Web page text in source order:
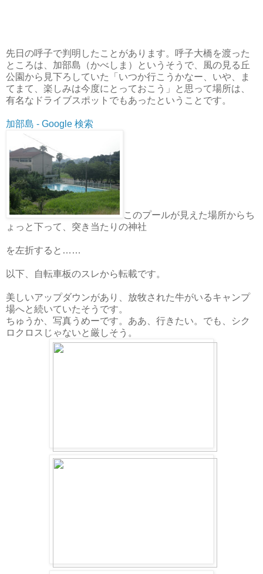
先日の呼子で判明したことがあります。呼子大橋を渡った
ところは、加部島（かべしま）というそうで、風の見る丘
公園から見下ろしていた「いつか行こうかなー、いや、ま
てまて、楽しみは今度にとっておこう」と思って場所は、
有名なドライブスポットでもあったということです。
加部島 - Google 検索
このプールが見えた場所からち
ょっと下って、突き当たりの神社
を左折すると……
以下、自転車板のスレから転載です。
美しいアップダウンがあり、放牧された牛がいるキャンプ
場へと続いていたそうです。
ちゅうか、写真うめーです。ああ、行きたい。でも、シク
ロクロスじゃないと厳しそう。